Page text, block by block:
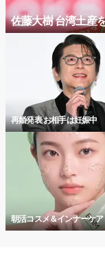
佐藤大樹 台湾土産
再婚発表 お相手は妊娠中
朝活コスメ＆インナーケア